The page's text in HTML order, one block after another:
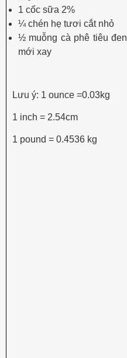
1 cốc sữa 2%
¼ chén hẹ tươi cắt nhỏ
½ muỗng cà phê tiêu đen
mới xay
Lưu ý: 1 ounce =0.03kg
1 inch = 2.54cm
1 pound = 0.4536 kg